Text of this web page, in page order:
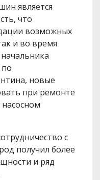
является
что
возможных
и во время
новые
при ремонте
с
получил более
и ряд